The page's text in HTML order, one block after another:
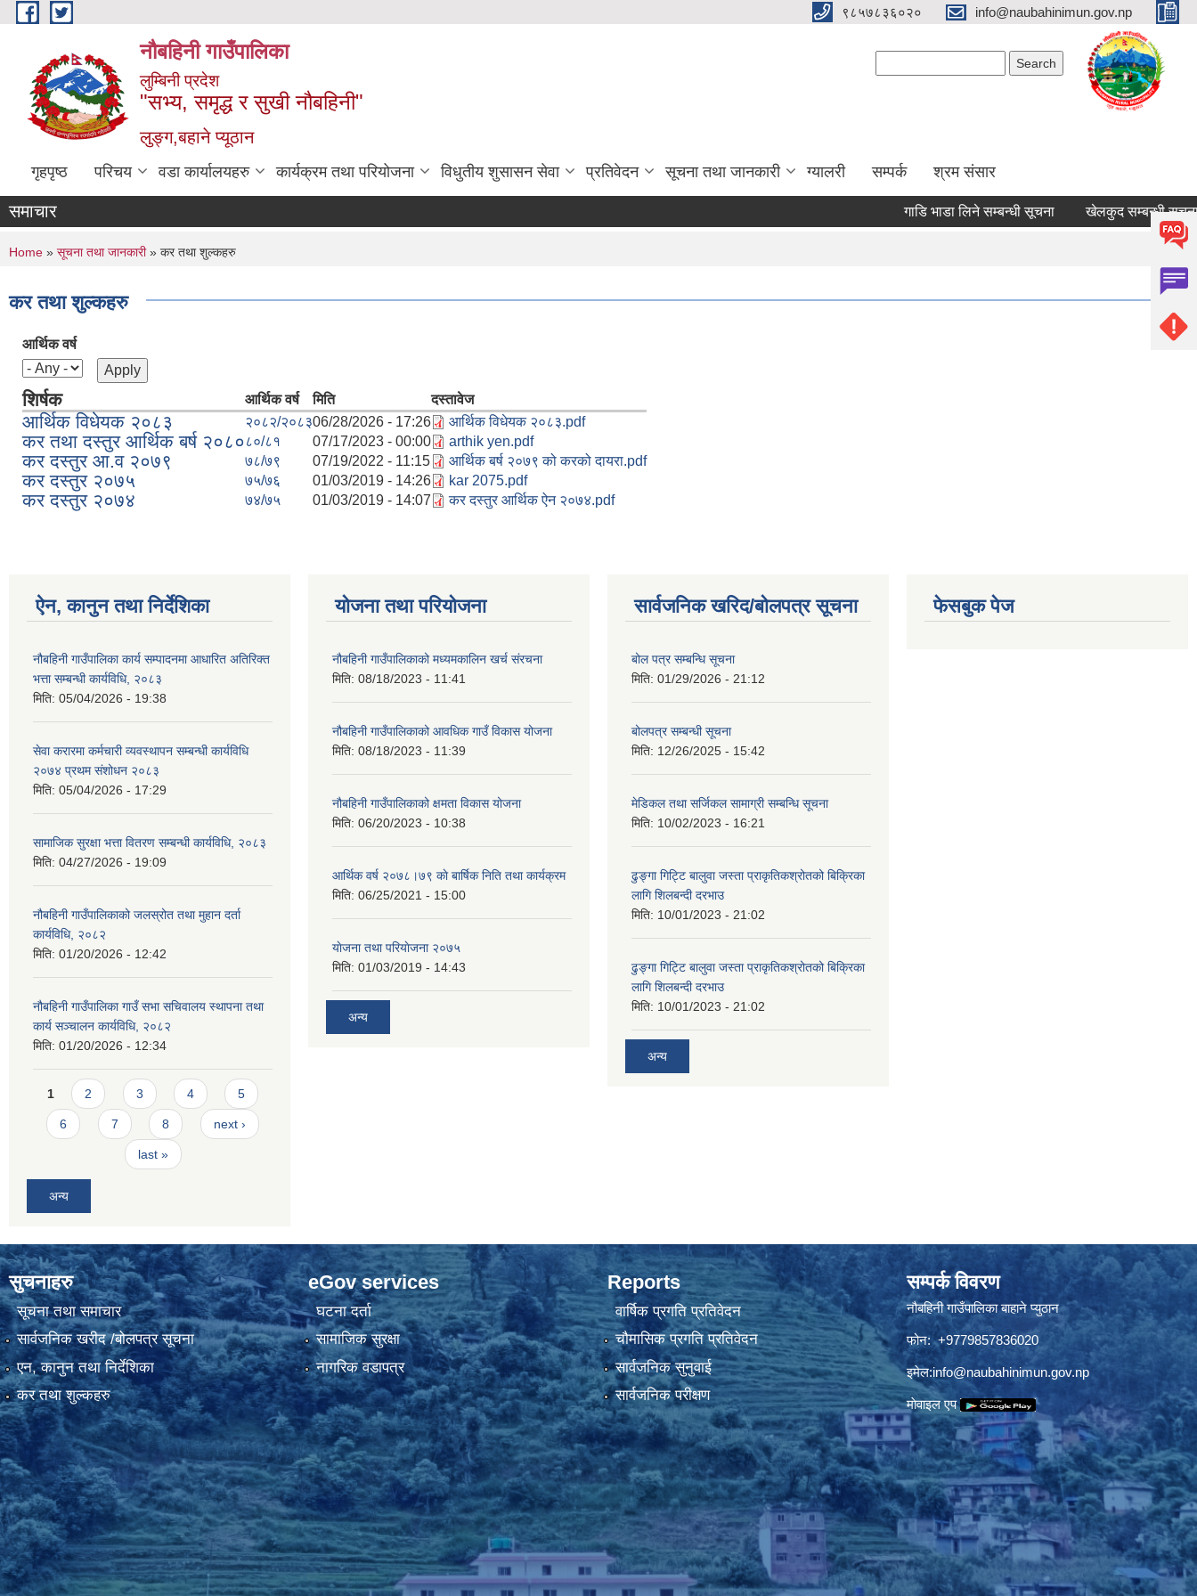
Skip to main content ९८५७८३६०२० info@naubahinimun.gov.np
नौबहिनी गाउँपालिका
लुम्बिनी प्रदेश
"सभ्य, समृद्ध र सुखी नौबहिनी"
लुङ्ग,बहाने प्यूठान
गृहपृष्ठ परिचय वडा कार्यालयहरु कार्यक्रम तथा परियोजना विधुतीय शुसासन सेवा प्रतिवेदन सूचना तथा जानकारी ग्यालरी सम्पर्क श्रम संसार
समाचार गाडि भाडा लिने सम्बन्धी सूचना खेलकुद सम्बन्धी सूचना
You are here
Home » सूचना तथा जानकारी» कर तथा शुल्कहरु
कर तथा शुल्कहरु
आर्थिक वर्ष
शिर्षक आर्थिक वर्ष मिति दस्तावेज
आर्थिक विधेयक २०८३ २०८२/२०८३06/28/2026 - 17:26 आर्थिक विधेयक २०८३.pdf
कर तथा दस्तुर आर्थिक बर्ष २०८०८०/८१ 07/17/2023 - 00:00 arthik yen.pdf
कर दस्तुर आ.व २०७९ ७८/७९ 07/19/2022 - 11:15 आर्थिक बर्ष २०७९ को करको दायरा.pdf
कर दस्तुर २०७५ ७५/७६ 01/03/2019 - 14:26 kar 2075.pdf
कर दस्तुर २०७४ ७४/७५ 01/03/2019 - 14:07 कर दस्तुर आर्थिक ऐन २०७४.pdf
ऐन, कानुन तथा निर्देशिका
नौबहिनी गाउँपालिका कार्य सम्पादनमा आधारित अतिरिक्त
भत्ता सम्बन्धी कार्यविधि, २०८३
मिति: 05/04/2026 - 19:38
सेवा करारमा कर्मचारी व्यवस्थापन सम्बन्धी कार्यविधि
२०७४ प्रथम संशोधन २०८३
मिति: 05/04/2026 - 17:29
सामाजिक सुरक्षा भत्ता वितरण सम्बन्धी कार्यविधि, २०८३
मिति: 04/27/2026 - 19:09
नौबहिनी गाउँपालिकाको जलस्रोत तथा मुहान दर्ता
कार्यविधि, २०८२
मिति: 01/20/2026 - 12:42
नौबहिनी गाउँपालिका गाउँ सभा सचिवालय स्थापना तथा
कार्य सञ्चालन कार्यविधि, २०८२
मिति: 01/20/2026 - 12:34
Pages
1 2 3 4 5
6 7 8 next ›
last »
अन्य
योजना तथा परियोजना
नौबहिनी गाउँपालिकाको मध्यमकालिन खर्च संरचना
मिति: 08/18/2023 - 11:41
नौबहिनी गाउँपालिकाको आवधिक गाउँ विकास योजना
मिति: 08/18/2023 - 11:39
नौबहिनी गाउँपालिकाको क्षमता विकास योजना
मिति: 06/20/2023 - 10:38
आर्थिक वर्ष २०७८।७९ काे बार्षिक निति तथा कार्यक्रम
मिति: 06/25/2021 - 15:00
याेजना तथा परियाेजना २०७५
मिति: 01/03/2019 - 14:43
अन्य
सार्वजनिक खरिद/बोलपत्र सूचना
बोल पत्र सम्बन्धि सूचना
मिति: 01/29/2026 - 21:12
बोलपत्र सम्बन्धी सूचना
मिति: 12/26/2025 - 15:42
मेडिकल तथा सर्जिकल सामाग्री सम्बन्धि सूचना
मिति: 10/02/2023 - 16:21
ढुङ्गा गिट्टि बालुवा जस्ता प्राकृतिकश्रोतको बिक्रिका
लागि शिलबन्दी दरभाउ
मिति: 10/01/2023 - 21:02
ढुङ्गा गिट्टि बालुवा जस्ता प्राकृतिकश्रोतको बिक्रिका
लागि शिलबन्दी दरभाउ
मिति: 10/01/2023 - 21:02
अन्य
फेसबुक पेज
सुचनाहरु
सूचना तथा समाचार
सार्वजनिक खरीद /बोलपत्र सूचना
एन, कानुन तथा निर्देशिका
कर तथा शुल्कहरु
eGov services
घटना दर्ता
सामाजिक सुरक्षा
नागरिक वडापत्र
Reports
वार्षिक प्रगति प्रतिवेदन
चौमासिक प्रगति प्रतिवेदन
सार्वजनिक सुनुवाई
सार्वजनिक परीक्षण
सम्पर्क विवरण
नौबहिनी गाउँपालिका बाहाने प्युठान
फोन: +9779857836020
इमेल:info@naubahinimun.gov.np
माेवाइल एप